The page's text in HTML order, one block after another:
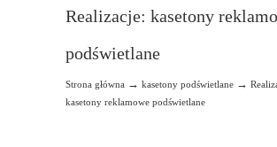
Realizacje: kasetony
podświetlane
Strona główna → kasetony podświetlane →
kasetony reklamowe podświetlane